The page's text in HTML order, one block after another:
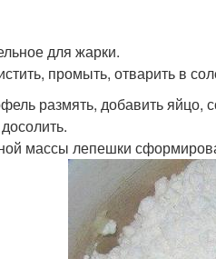
для жарки.
промыть, отварить в
размять, добавить яйцо,
массы лепешки